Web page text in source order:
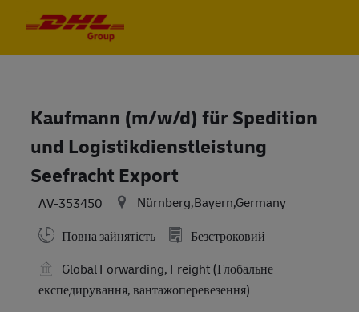
Kaufmann (m/w/d) für Spedition
und Logistikdienstleistung
Seefracht Export
AV-353450
Nürnberg,Bayern,Germany
Повна зайнятість
Безстроковий
Global Forwarding, Freight (Глобальне
експедирування, вантажоперевезення)